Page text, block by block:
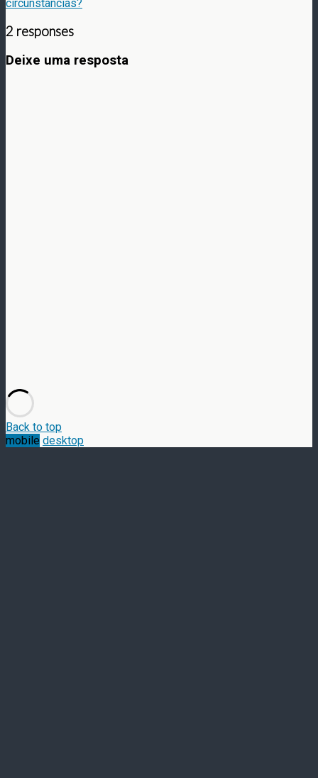
circunstâncias?
2 responses
Deixe uma resposta
Back to top
mobile desktop